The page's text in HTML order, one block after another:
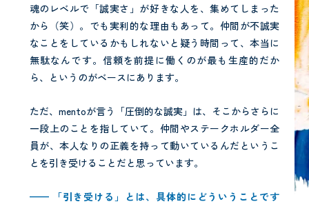
魂のレベルで「誠実さ」が好きな人を、集めてしまった
から（笑）。でも実利的な理由もあって。仲間が不誠実
なことをしているかもしれないと疑う時間って、本当に
無駄なんです。信頼を前提に働くのが最も生産的だか
ら、というのがベースにあります。
ただ、mentoが言う「圧倒的な誠実」は、そこからさらに
一段上のことを指していて。仲間やステークホルダー全
員が、本人なりの正義を持って動いているんだというこ
とを引き受けることだと思っています。
—— 「引き受ける」とは、具体的にどういうことです